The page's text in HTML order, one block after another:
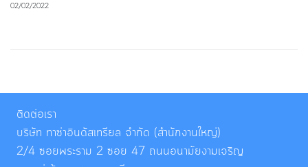
02/02/2022
ติดต่อเรา
บริษัท ทาซ่าอินดัสเทรียล จำกัด (สำนักงานใหญ่)
2/4 ซอยพระราม 2 ซอย 47 ถนนอนามัยงามเจริญ